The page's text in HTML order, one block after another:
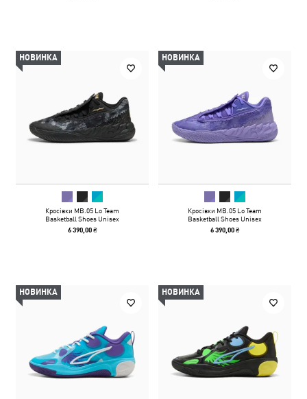
НОВИНКА
Кросівки MB.05 Lo Team
Basketball Shoes Unisex
6 390,00 ₴
НОВИНКА
Кросівки MB.05 Lo Team
Basketball Shoes Unisex
6 390,00 ₴
НОВИНКА НОВИНКА